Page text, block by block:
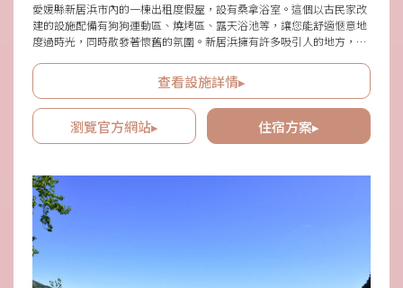
愛媛縣新居浜市內的一棟出租度假屋，設有桑拿浴室。這個以古民家改
建的設施配備有狗狗運動區、燒烤區、露天浴池等，讓您能舒適愜意地
度過時光，同時散發著懷舊的氛圍。新居浜擁有許多吸引人的地方，如
麗景色。在這樣擁有濃厚歷史和自然氛圍的土地上，可以作為“什麼也
不做的隱居度假屋”來使用。供應的餐點是瀨戶內海的當季美食。在古
民家獨有的懷舊氛圍中，品嚐瀨戶內料理吧。
查看設施詳情▸
瀏覽官方網站▸ 住宿方案▸